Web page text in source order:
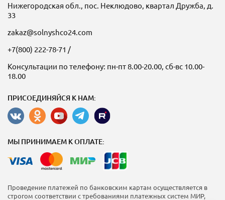
Нижегородская обл., пос. Неклюдово, квартал Дружба, д.
33
zakaz@solnyshco24.com
+7(800) 222-78-71 /
Консультации по телефону: пн-пт 8.00-20.00, сб-вс 10.00-
18.00
ПРИСОЕДИНЯЙСЯ К НАМ:
МЫ ПРИНИМАЕМ К ОПЛАТЕ:
Проведение платежей по банковским картам осуществляется в
строгом соответствии с требованиями платежных систем МИР,